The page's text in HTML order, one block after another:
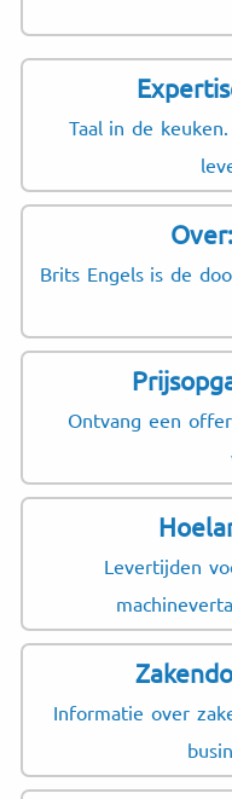
Taal in de
Brits Engels is de
Ontvang een
Levertijden
Informatie over